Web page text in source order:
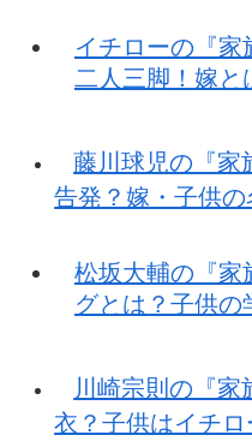
イチローの『家
二人三脚！嫁と
藤川球児の『家
告発？嫁・子供の
松坂大輔の『家
グとは？子供の
川崎宗則の『家
衣？子供はイチロ